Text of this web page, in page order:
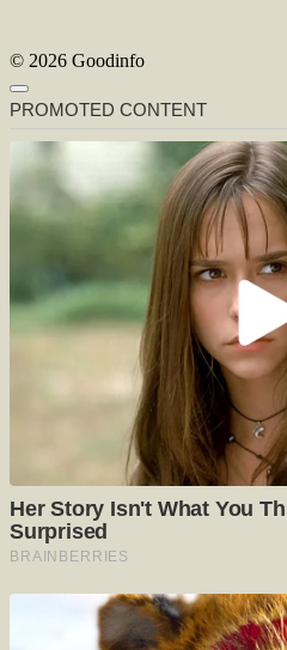
© 2026 Goodinfo